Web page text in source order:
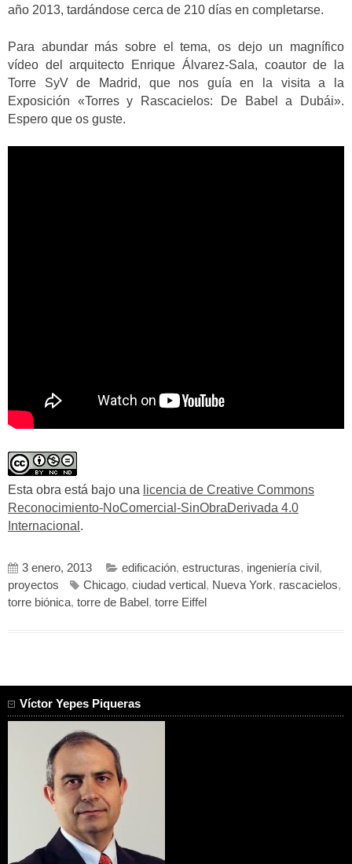
año 2013, tardándose cerca de 210 días en completarse.
Para abundar más sobre el tema, os dejo un magnífico
vídeo del arquitecto Enrique Álvarez-Sala, coautor de la
Torre SyV de Madrid, que nos guía en la visita a la
Exposición «Torres y Rascacielos: De Babel a Dubái».
Espero que os guste.
Esta obra está bajo una licencia de Creative Commons
Reconocimiento-NoComercial-SinObraDerivada 4.0
Internacional .
3 enero, 2013 edificación, estructuras, ingeniería civil ,
proyectos
Chicago, ciudad vertical , Nueva York, rascacielos,
torre biónica, torre de Babel , torre Eiffel
Víctor Yepes Piqueras